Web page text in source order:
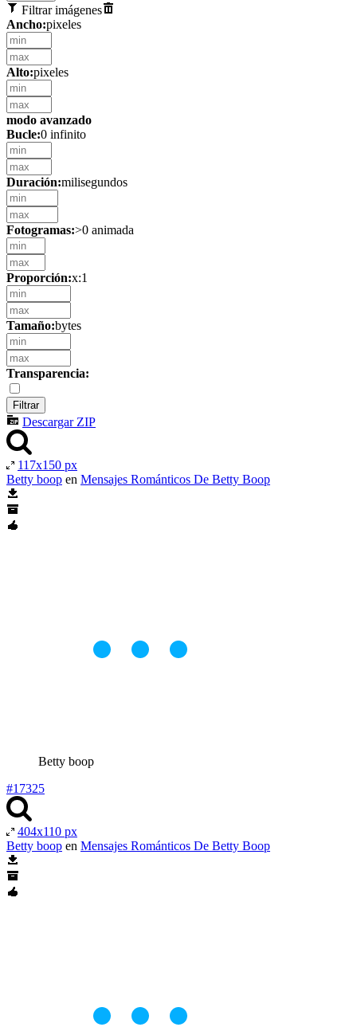
Filtrar imágenes
Ancho:pixeles
Alto:pixeles
modo avanzado
Bucle:0 infinito
Duración:milisegundos
Fotogramas:>0 animada
Proporción:x:1
Tamaño:bytes
Transparencia:
Descargar ZIP
117x150 px
Betty boop en Mensajes Románticos De Betty Boop
Betty boop
#17325
404x110 px
Betty boop en Mensajes Románticos De Betty Boop